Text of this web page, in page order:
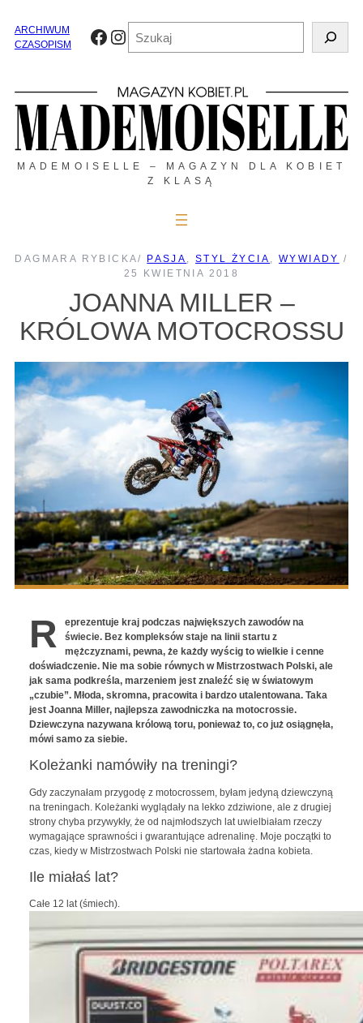
treściARCHIWUM
CZASOPISM
Facebook
Instagram
MADEMOISELLE – MAGAZYN DLA KOBIET
Z KLASĄ
DAGMARA RYBICKA/ PASJA , STYL ŻYCIA , WYWIADY /
25 KWIETNIA 2018
JOANNA MILLER –
KRÓLOWA MOTOCROSSU
R
eprezentuje kraj podczas największych zawodów na
świecie. Bez kompleksów staje na linii startu z
mężczyznami, pewna, że każdy wyścig to wielkie i cenne
doświadczenie. Nie ma sobie równych w Mistrzostwach Polski, ale
jak sama podkreśla, marzeniem jest znaleźć się w światowym
„czubie”. Młoda, skromna, pracowita i bardzo utalentowana. Taka
jest Joanna Miller, najlepsza zawodniczka na motocrossie.
Dziewczyna nazywana królową toru, ponieważ to, co już osiągnęła,
mówi samo za siebie.
Koleżanki namówiły na treningi?
Gdy zaczynałam przygodę z motocrossem, byłam jedyną dziewczyną
na treningach. Koleżanki wyglądały na lekko zdziwione, ale z drugiej
strony chyba przywykły, że od najmłodszych lat uwielbiałam rzeczy
wymagające sprawności i gwarantujące adrenalinę. Moje początki to
czas, kiedy w Mistrzostwach Polski nie startowała żadna kobieta.
Ile miałaś lat?
Całe 12 lat (śmiech).